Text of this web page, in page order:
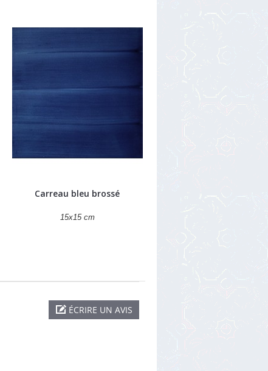
Carreau bleu brossé
15x15 cm
ÉCRIRE UN AVIS